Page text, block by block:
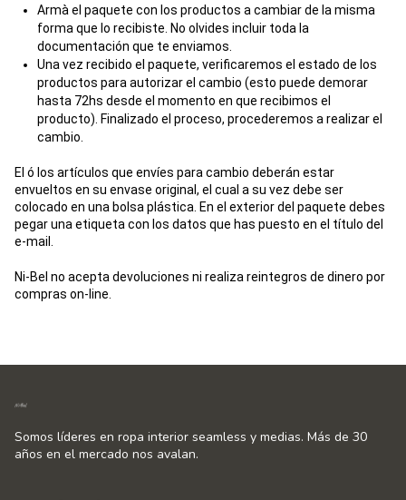
Armà el paquete con los productos a cambiar de la misma
forma que lo recibiste. No olvides incluir toda la
documentación que te enviamos.
Una vez recibido el paquete, verificaremos el estado de los
productos para autorizar el cambio (esto puede demorar
hasta 72hs desde el momento en que recibimos el
producto). Finalizado el proceso, procederemos a realizar el
cambio.
El ó los artículos que envíes para cambio deberán estar
envueltos en su envase original, el cual a su vez debe ser
colocado en una bolsa plástica. En el exterior del paquete debes
pegar una etiqueta con los datos que has puesto en el título del
e-mail.
Ni-Bel no acepta devoluciones ni realiza reintegros de dinero por
compras on-line.
Somos líderes en ropa interior seamless y medias. Más de 30
años en el mercado nos avalan.